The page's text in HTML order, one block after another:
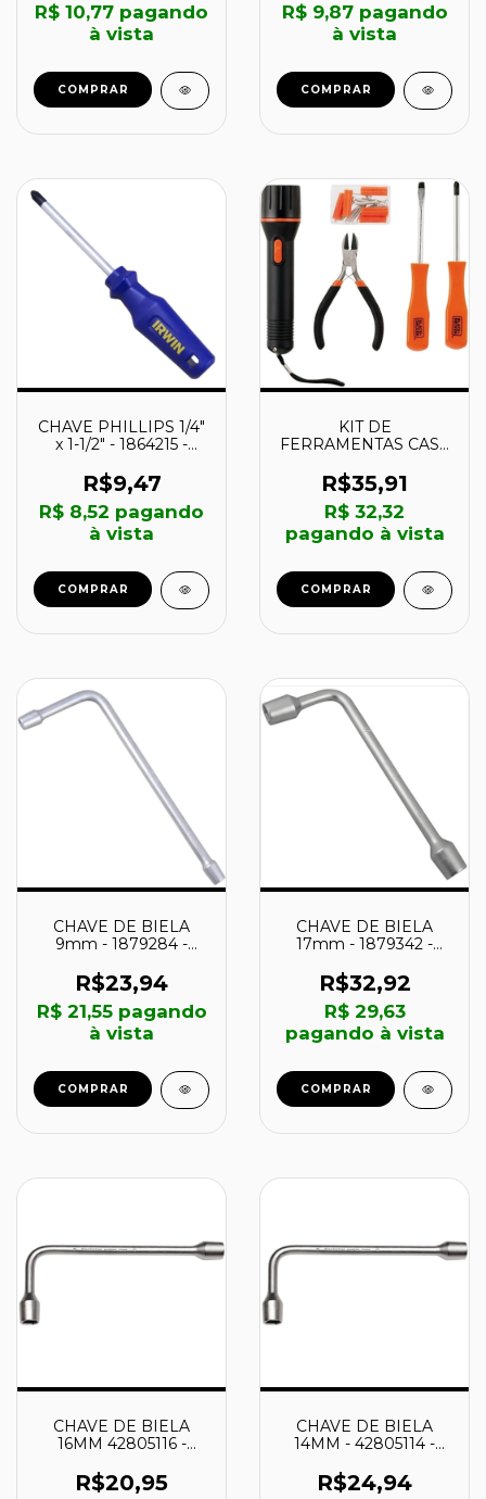
R$ 10,77 pagando
à vista
COMPRAR
R$ 9,87pagando
à vista
COMPRAR
CHAVE PHILLIPS 1/4"
x 1-1/2" - 1864215 -
R$9,47
R$ 8,52 pagando
à vista
COMPRAR
KIT DE
FERRAMENTAS CASA
BD80298 -
BLACK+DECKER
R$35,91
R$ 32,32
pagando à vista
COMPRAR
CHAVE DE BIELA
9mm - 1879284 -
R$23,94
R$ 21,55pagando
à vista
COMPRAR
CHAVE DE BIELA
17mm - 1879342 -
R$32,92
R$ 29,63
pagando à vista
COMPRAR
CHAVE DE BIELA
16MM 42805116 -
R$20,95
CHAVE DE BIELA
14MM - 42805114 -
R$24,94